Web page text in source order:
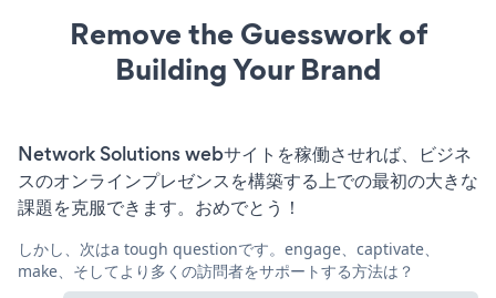
Remove the Guesswork of
Building Your Brand
Network Solutions webサイトを稼働させれば、ビジネ
スのオンラインプレゼンスを構築する上での最初の大きな
課題を克服できます。おめでとう！
しかし、次はa tough questionです。engage、captivate、
make、そしてより多くの訪問者をサポートする方法は？